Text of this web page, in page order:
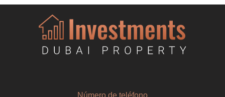
Número de teléfono